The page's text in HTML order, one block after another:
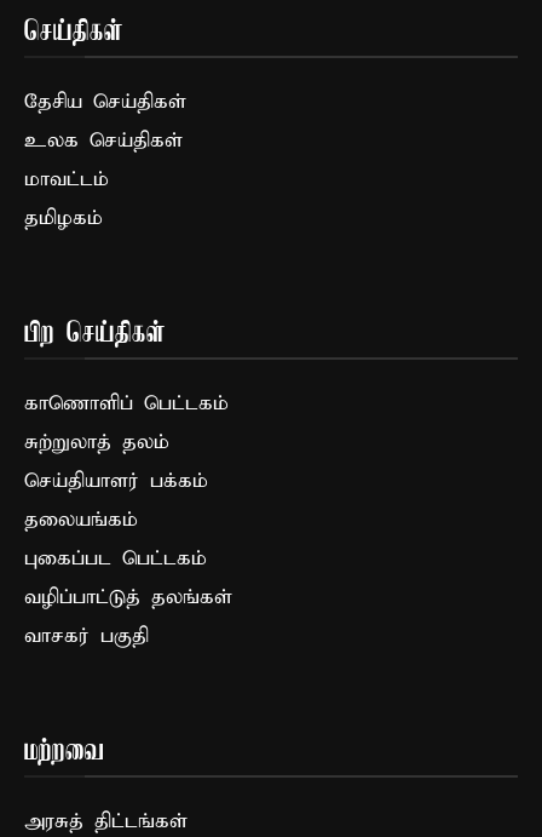
செய்திகள்
தேசிய செய்திகள்
உலக செய்திகள்
மாவட்டம்
தமிழகம்
பிற செய்திகள்
காணொளிப் பெட்டகம்
சுற்றுலாத் தலம்
செய்தியாளர் பக்கம்
தலையங்கம்
புகைப்பட பெட்டகம்
வழிப்பாட்டுத் தலங்கள்
வாசகர் பகுதி
மற்றவை
அரசுத் திட்டங்கள்